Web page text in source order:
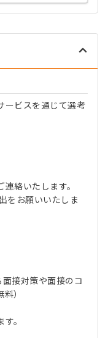
ービスを通じて選考
絡いたします。
をお願いいたしま
接対策や面接のコ
）
。